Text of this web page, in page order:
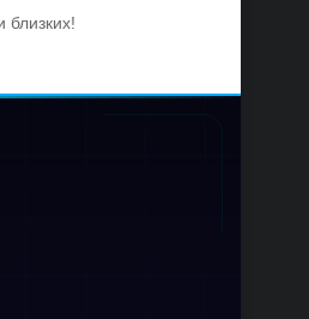
близких!